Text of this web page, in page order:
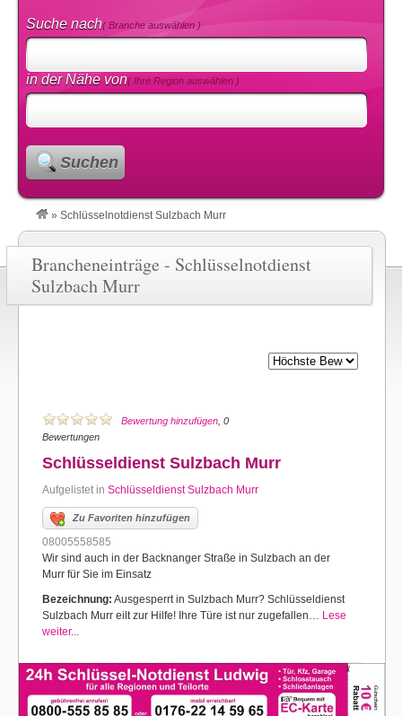
Suche nach( Branche auswählen )
in der Nähe von( Ihre Region auswählen )
Suchen
» Schlüsselnotdienst Sulzbach Murr
Brancheneinträge - Schlüsselnotdienst
Sulzbach Murr
Bewertung hinzufügen , 0
Bewertungen
Schlüsseldienst Sulzbach Murr
Aufgelistet in Schlüsseldienst Sulzbach Murr
Zu Favoriten hinzufügen
08005558585
Wir sind auch in der Backnanger Straße in Sulzbach an der
Murr für Sie im Einsatz
Bezeichnung: Ausgesperrt in Sulzbach Murr? Schlüsseldienst
Sulzbach Murr eilt zur Hilfe! Ihre Türe ist nur zugefallen… Lese
weiter...